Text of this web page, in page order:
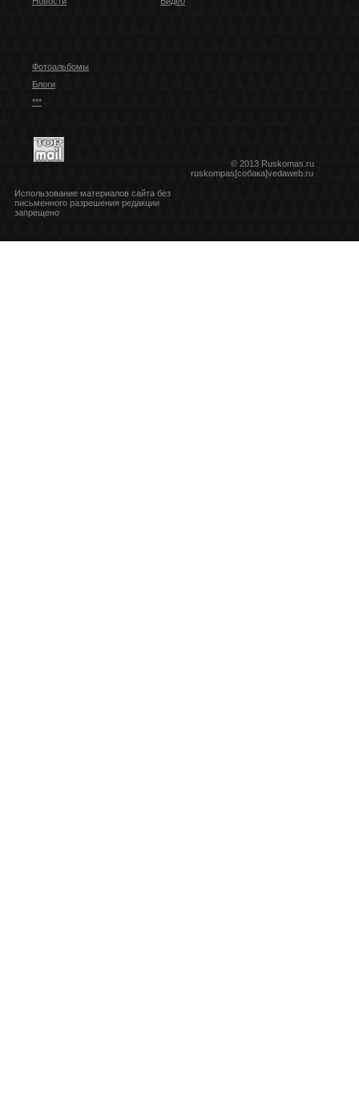
Фотоальбомы
Блоги
***
© 2013 Ruskomas.ru
ruskompas[собака]vedaweb.ru
Использование материалов сайта без
письменного разрешения редакции
запрещено